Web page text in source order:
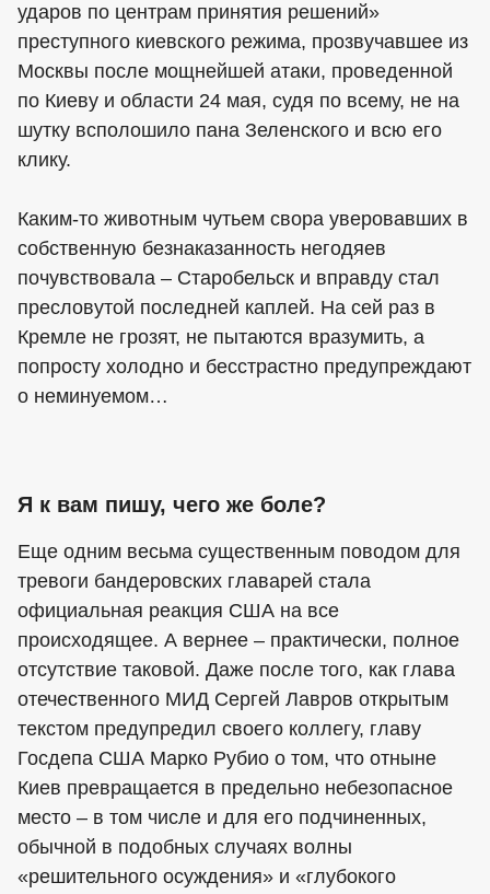
ударов по центрам принятия решений»
преступного киевского режима, прозвучавшее из
Москвы после мощнейшей атаки, проведенной
по Киеву и области 24 мая, судя по всему, не на
шутку всполошило пана Зеленского и всю его
клику.
Каким-то животным чутьем свора уверовавших в
собственную безнаказанность негодяев
почувствовала – Старобельск и вправду стал
пресловутой последней каплей. На сей раз в
Кремле не грозят, не пытаются вразумить, а
попросту холодно и бесстрастно предупреждают
о неминуемом…
Я к вам пишу, чего же боле?
Еще одним весьма существенным поводом для
тревоги бандеровских главарей стала
официальная реакция США на все
происходящее. А вернее – практически, полное
отсутствие таковой. Даже после того, как глава
отечественного МИД Сергей Лавров открытым
текстом предупредил своего коллегу, главу
Госдепа США Марко Рубио о том, что отныне
Киев превращается в предельно небезопасное
место – в том числе и для его подчиненных,
обычной в подобных случаях волны
«решительного осуждения» и «глубокого